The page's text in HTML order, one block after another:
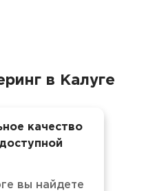
в Калуге
качество
вы найдете